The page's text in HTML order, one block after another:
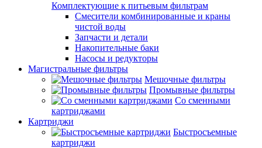
Комплектующие к питьевым фильтрам
Смесители комбинированные и краны
чистой воды
Запчасти и детали
Накопительные баки
Насосы и редукторы
Магистральные фильтры
Мешочные фильтры
Промывные фильтры
Со сменными
картриджами
Картриджи
Быстросъемные
картриджи